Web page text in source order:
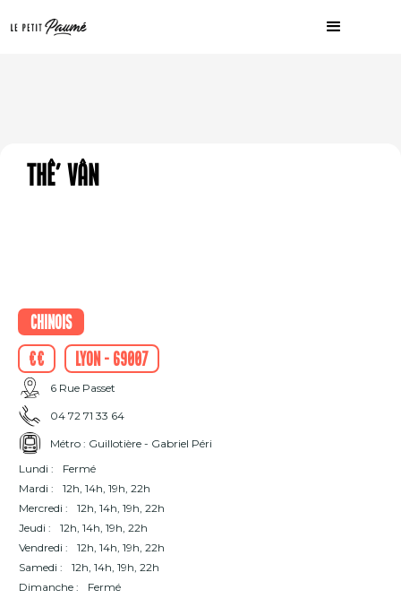
Thê' Vân
Chinois
€€
Lyon - 69007
6 Rue Passet
04 72 71 33 64
Métro : Guillotière - Gabriel Péri
Lundi :
Fermé
Mardi :
12h, 14h, 19h, 22h
Mercredi :
12h, 14h, 19h, 22h
Jeudi :
12h, 14h, 19h, 22h
Vendredi :
12h, 14h, 19h, 22h
Samedi :
12h, 14h, 19h, 22h
Dimanche :
Fermé